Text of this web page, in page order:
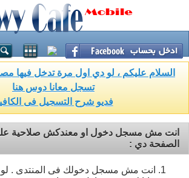
السلام عليكم ، لو دي اول مرة تدخل فيها
تسجل معانا دوس هنا
فديو شرح التسجيل فى
انت مش مسجل دخول او معندكش صلاحية
الصفحة دي :
انت مش مسجل دخولك فى المنتدى .